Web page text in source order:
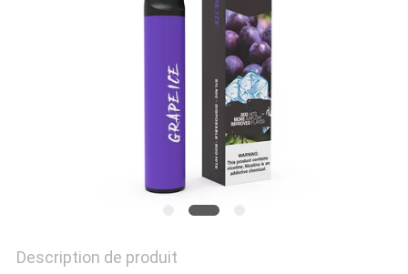
Description de produit